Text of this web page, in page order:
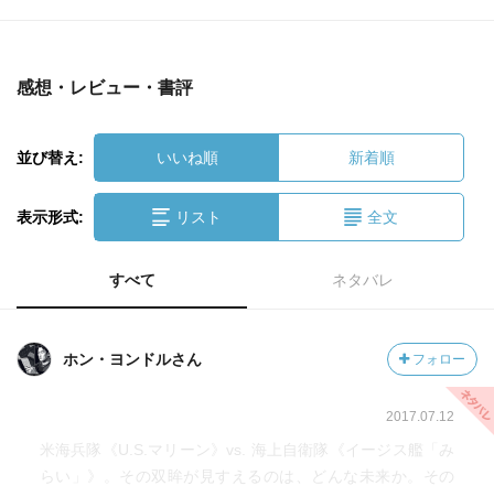
感想・レビュー・書評
並び替え: いいね順 新着順
表示形式: リスト 全文
すべて ネタバレ
ホン・ヨンドルさん フォロー
2017.07.12
米海兵隊《U.S.マリーン》vs. 海上自衛隊《イージス艦「み
らい」》。その双眸が見すえるのは、どんな未来か。その